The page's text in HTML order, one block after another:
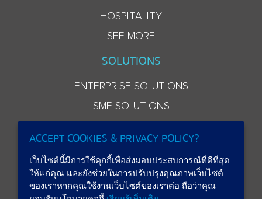
HOSPITALITY
SEE MORE
SOLUTIONS
ENTERPRISE SOLUTIONS
SME SOLUTIONS
ACCEPT COOKIES & PRIVACY POLICY?
เว็บไซต์นี้มีการใช้คุกกี้เพื่อส่งมอบประสบการณ์ที่ดีที่สุด
ให้แก่คุณ และยังช่วยในการปรับปรุงคุณภาพเว็บไซต์
ของเราหากคุณใช้งานเว็บไซต์ของเราต่อ ถือว่าคุณ